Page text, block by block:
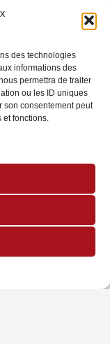
des technologies
informations des
permettra de traiter
ou les ID uniques
son consentement peut
et fonctions.